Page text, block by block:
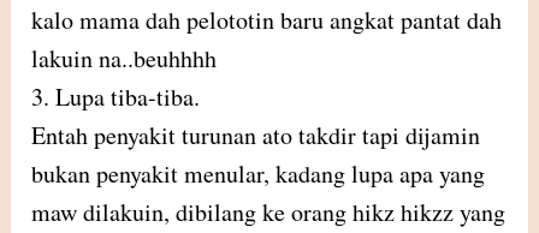
kalo mama dah pelototin baru angkat pantat dah
lakuin na..beuhhhh
3. Lupa tiba-tiba.
Entah penyakit turunan ato takdir tapi dijamin
bukan penyakit menular, kadang lupa apa yang
maw dilakuin, dibilang ke orang hikz hikzz yang